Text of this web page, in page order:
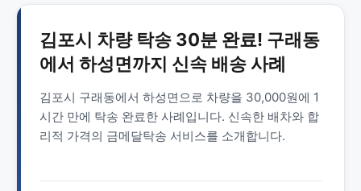
김포시 차량 탁송 30분 완료! 구래동
에서 하성면까지 신속 배송 사례
김포시 구래동에서 하성면으로 차량을 30,000원에 1
시간 만에 탁송 완료한 사례입니다. 신속한 배차와 합
리적 가격의 금메달탁송 서비스를 소개합니다.